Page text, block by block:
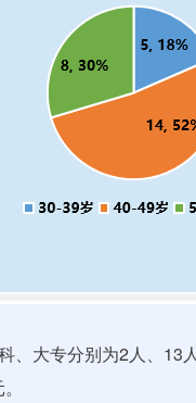
大专分别为2人、13